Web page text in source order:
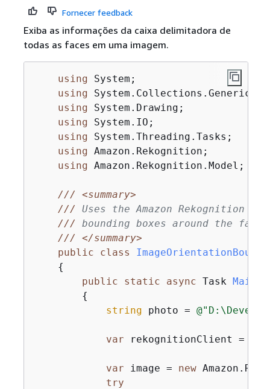
Fornecer feedback
Exiba as informações da caixa delimitadora de
todas as faces em uma imagem.
using System;
using System.Collections.Generic;
using System.Drawing;
using System.IO;
using System.Threading.Tasks;
using Amazon.Rekognition;
using Amazon.Rekognition.Model;
///
<summary>
/// Uses the Amazon Rekognition
/// bounding boxes around the
///
</summary>
public
class
{
public
static async Task Main
{
string photo =
var rekognitionClient =
var image = new
try